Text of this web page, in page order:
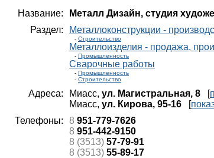
Название:
Металл Дизайн, студия
Раздел:
Металлоконструкции -
- Строительство
Металлоизделия - продажа,
- Промышленность
Сварочные работы
- Промышленность
- Строительство
Адреса: Миасс, ул. Магистральная, 8 [
Миасс, ул. Кирова, 95-16 [
Телефоны:
8 951-779-7626
8 951-442-9150
8 (3513) 57-79-91
8 (3513) 55-89-17